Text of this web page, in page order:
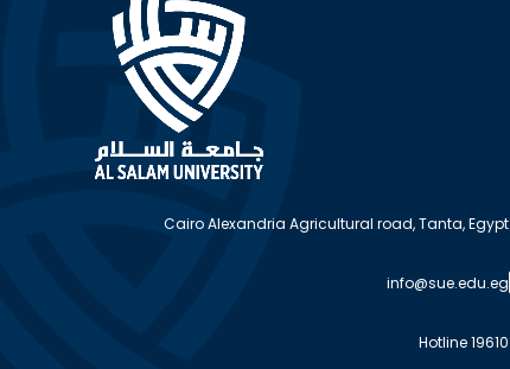
Cairo Alexandria Agricultural road, Tanta, Egypt
info@sue.edu.eg
Hotline 19610